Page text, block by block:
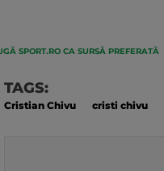
SPORT.RO CA SURSĂ PREFERATĂ
TAGS:
Cristian Chivu cristi chivu